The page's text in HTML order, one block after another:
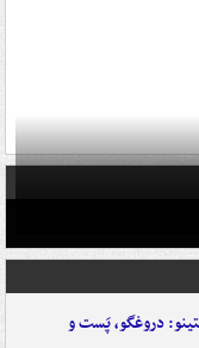
دروغگو، پَست‌ و